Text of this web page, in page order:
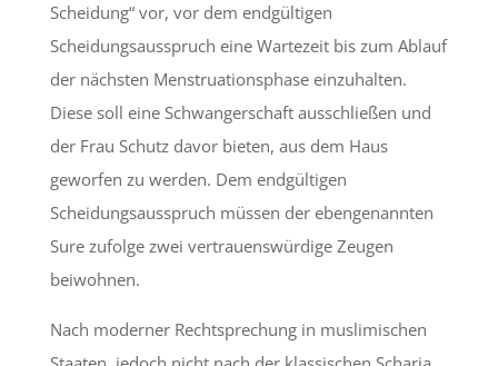
Scheidung“ vor, vor dem endgültigen
Scheidungsausspruch eine Wartezeit bis zum Ablauf
der nächsten Menstruationsphase einzuhalten.
Diese soll eine Schwangerschaft ausschließen und
der Frau Schutz davor bieten, aus dem Haus
geworfen zu werden. Dem endgültigen
Scheidungsausspruch müssen der ebengenannten
Sure zufolge zwei vertrauenswürdige Zeugen
beiwohnen.
Nach moderner Rechtsprechung in muslimischen